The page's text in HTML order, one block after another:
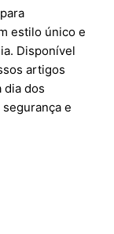
estilo único e
Disponível
artigos
dia dos
e